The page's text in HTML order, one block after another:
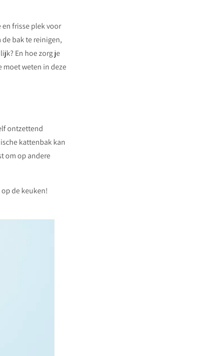
frisse plek voor
bak te reinigen,
En hoe zorg je
moet weten in deze
ontzettend
kattenbak kan
om op andere
de keuken!